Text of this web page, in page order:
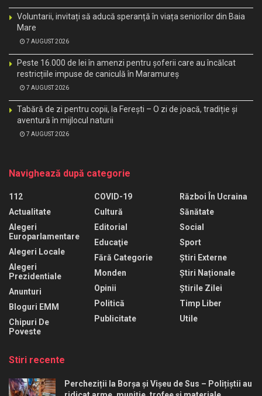
Voluntarii, invitați să aducă speranță în viața seniorilor din Baia
Mare
7 AUGUST 2026
Peste 16.000 de lei în amenzi pentru șoferii care au încălcat
restricțiile impuse de caniculă în Maramureș
7 AUGUST 2026
Tabără de zi pentru copii, la Ferești – O zi de joacă, tradiție și
aventură în mijlocul naturii
7 AUGUST 2026
Navighează după categorie
112
Actualitate
Alegeri
Europarlamentare
Alegeri Locale
Alegeri
Prezidentiale
Anunturi
Bloguri EMM
Chipuri De
Poveste
COVID-19
Cultură
Editorial
Educaţie
Fără Categorie
Monden
Opinii
Politică
Publicitate
Război În Ucraina
Sănătate
Social
Sport
Știri Externe
Știri Naționale
Știrile Zilei
Timp Liber
Utile
Stiri recente
Percheziții la Borșa și Vișeu de Sus – Polițiștii au